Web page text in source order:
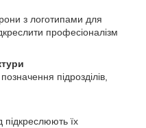
з логотипами для
професіоналізм
підрозділів,
їх